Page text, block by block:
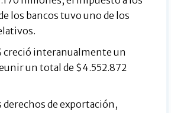
los bancos tuvo uno de los
creció interanualmente un
un total de $4.552.872
derechos de exportación,